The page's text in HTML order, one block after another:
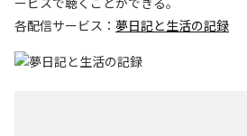
ービスで聴くことができる。
各配信サービス： 夢日記と生活の記録